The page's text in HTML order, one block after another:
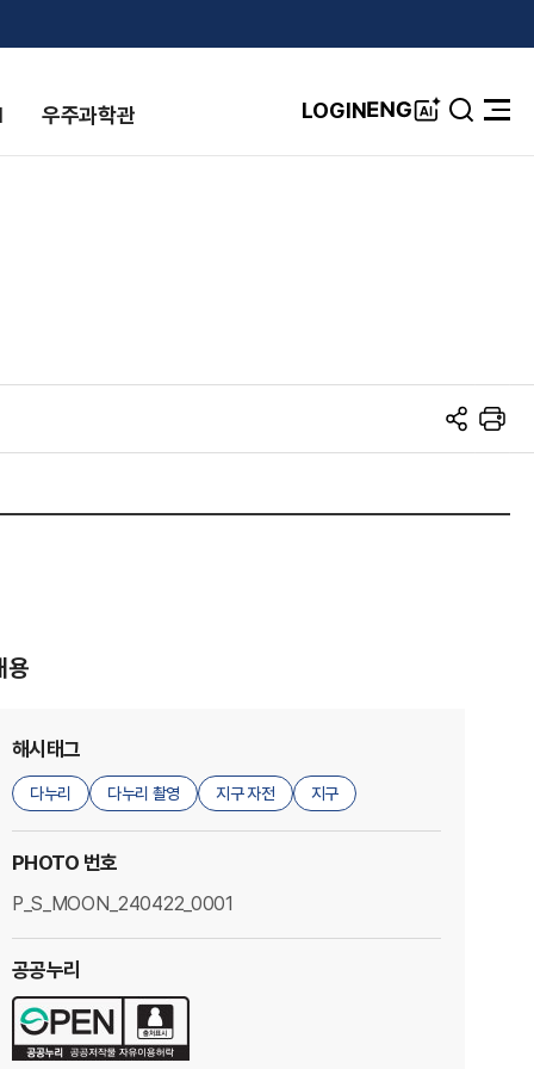
우주과학관 LOGINENG A
검
전
S
N
유
프
린
용
해시태그
다누리 다누리 촬영 지구 자전 지구
PHOTO 번호
P_S_MOON_240422_0001
공공누리